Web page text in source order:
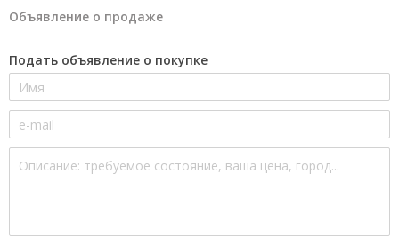
Объявление о продаже
Подать объявление о покупке